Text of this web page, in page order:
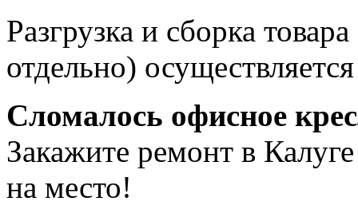
Разгрузка и сборка
отдельно)
Сломалось офисное
Закажите ремонт в
на место!